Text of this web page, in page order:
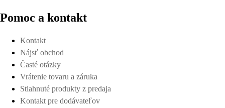
Pomoc a kontakt
Kontakt
Nájsť obchod
Časté otázky
Vrátenie tovaru a záruka
Stiahnuté produkty z predaja
Kontakt pre dodávateľov